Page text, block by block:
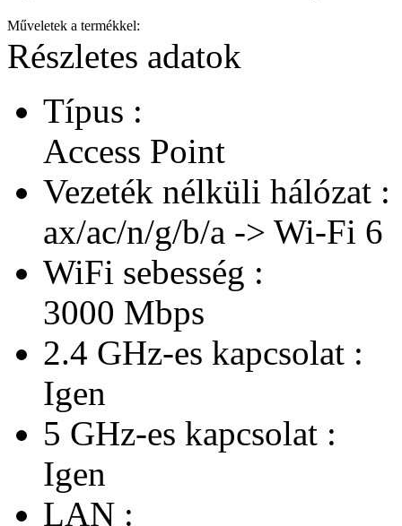
Műveletek a termékkel:
Részletes adatok
Típus :
Access Point
Vezeték nélküli hálózat :
ax/ac/n/g/b/a -> Wi-Fi 6
WiFi sebesség :
3000 Mbps
2.4 GHz-es kapcsolat :
Igen
5 GHz-es kapcsolat :
Igen
LAN :